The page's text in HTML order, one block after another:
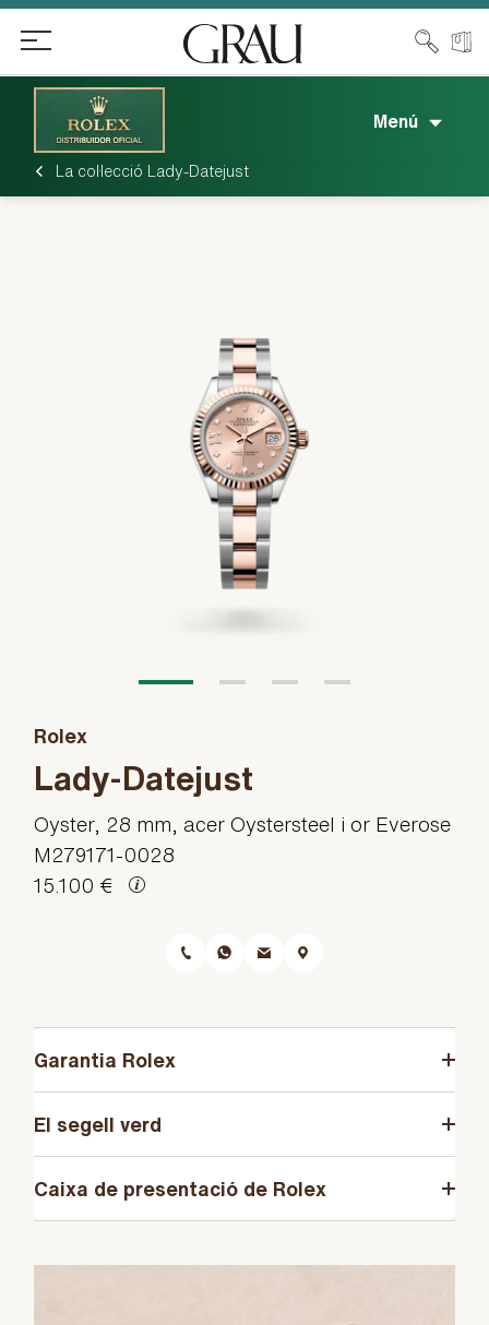
Menú
La col·lecció Lady-Datejust
Rolex
Lady-Datejust
Oyster, 28 mm, acer Oystersteel i or Everose
M279171-0028
15.100 €
Garantia Rolex
El segell verd
Caixa de presentació de Rolex